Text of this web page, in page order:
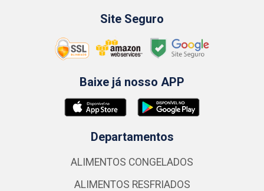
Site Seguro
Baixe já nosso APP
Departamentos
ALIMENTOS CONGELADOS
ALIMENTOS RESFRIADOS